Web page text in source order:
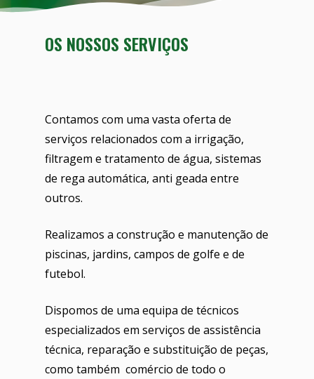
OS NOSSOS SERVIÇOS
Contamos com uma vasta oferta de
serviços relacionados com a irrigação,
filtragem e tratamento de água, sistemas
de rega automática, anti geada entre
outros.
Realizamos a construção e manutenção de
piscinas, jardins, campos de golfe e de
futebol.
Dispomos de uma equipa de técnicos
especializados em serviços de assistência
técnica, reparação e substituição de peças,
como também comércio de todo o